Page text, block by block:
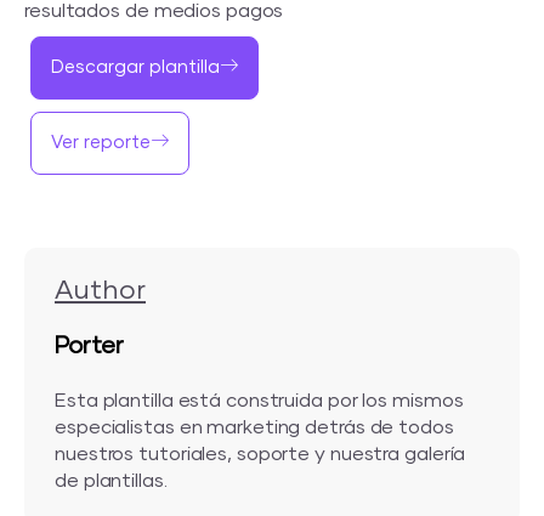
resultados de medios pagos
Descargar plantilla
Ver reporte
Author
Porter
Esta plantilla está construida por los mismos
especialistas en marketing detrás de todos
nuestros tutoriales, soporte y nuestra galería
de plantillas.